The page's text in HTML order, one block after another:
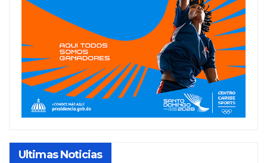
Ultimas Noticias